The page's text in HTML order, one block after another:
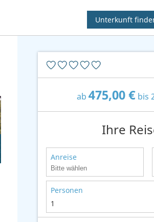
Unterkunft
ab475,00 € bis
Ihre
Anreise
Personen
1